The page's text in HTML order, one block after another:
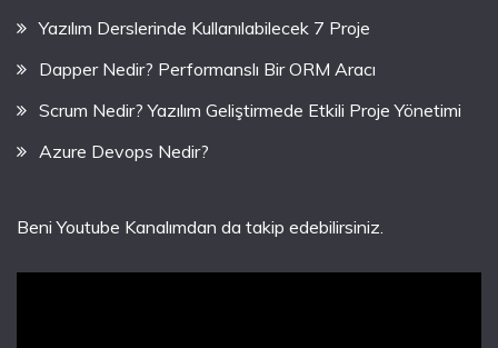
Yazılım Derslerinde Kullanılabilecek 7 Proje
Dapper Nedir? Performanslı Bir ORM Aracı
Scrum Nedir? Yazılım Geliştirmede Etkili Proje Yönetimi
Azure Devops Nedir?
Beni Youtube Kanalımdan da takip edebilirsiniz.